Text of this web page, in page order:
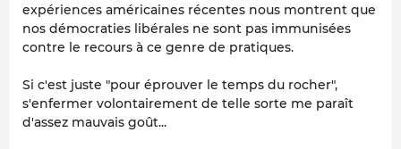
expériences américaines récentes nous montrent que
nos démocraties libérales ne sont pas immunisées
contre le recours à ce genre de pratiques.
Si c'est juste "pour éprouver le temps du rocher",
s'enfermer volontairement de telle sorte me paraît
d'assez mauvais goût...